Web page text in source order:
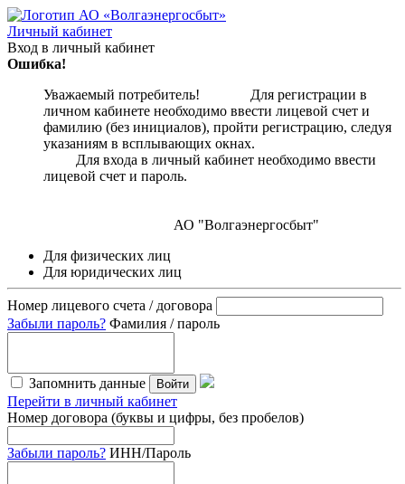
Личный кабинет
Вход в личный кабинет
Ошибка!
Уважаемый потребитель! Для регистрации в
личном кабинете необходимо ввести лицевой счет и
фамилию (без инициалов), пройти регистрацию, следуя
указаниям в всплывающих окнах.
Для входа в личный кабинет необходимо ввести
лицевой счет и пароль.
АО "Волгаэнергосбыт"
Для физических лиц
Для юридических лиц
Номер лицевого счета / договора
Забыли пароль? Фамилия / пароль
Запомнить данные Войти
Перейти в личный кабинет
Номер договора (буквы и цифры, без пробелов)
Забыли пароль? ИНН/Пароль